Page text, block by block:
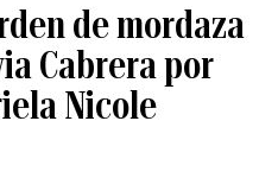
de mordaza
Cabrera por
Nicole